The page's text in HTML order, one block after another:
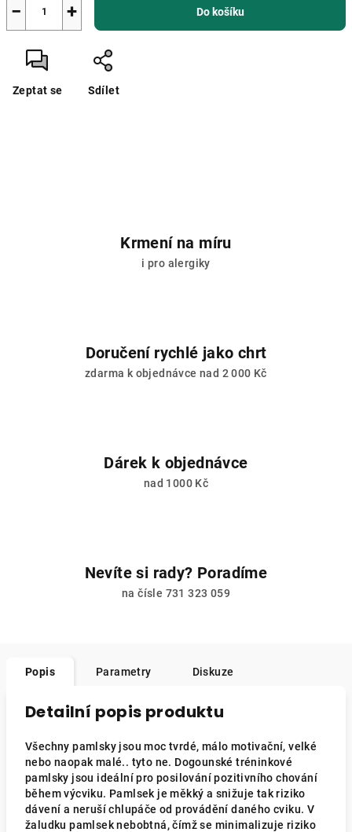
+
− Do košíku
Zeptat se Sdílet
Krmení na míru
i pro alergiky
Doručení rychlé jako chrt
zdarma k objednávce nad 2 000 Kč
Dárek k objednávce
nad 1000 Kč
Nevíte si rady? Poradíme
na čísle 731 323 059
Popis Parametry Diskuze
Detailní popis produktu
Všechny pamlsky jsou moc tvrdé, málo motivační, velké
nebo naopak malé.. tyto ne. Dogounské tréninkové
pamlsky jsou ideální pro posilování pozitivního chování
během výcviku. Pamlsek je měkký a snižuje tak riziko
dávení a neruší chlupáče od provádění daného cviku. V
žaludku pamlsek nebobtná, čímž se minimalizuje riziko